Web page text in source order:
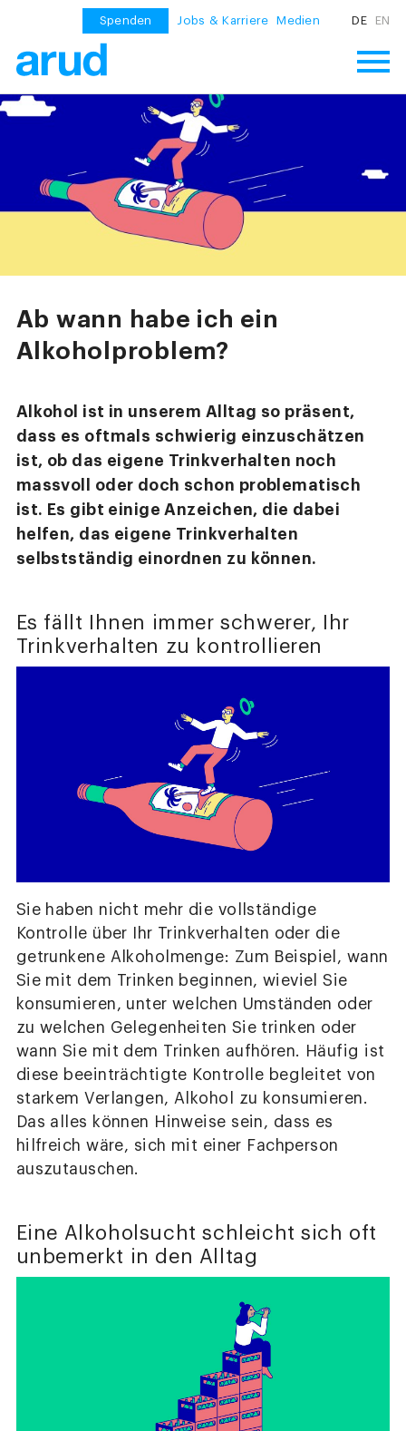
Spenden Jobs & Karriere Medien DE EN
Ab wann habe ich ein
Alkoholproblem?
Alkohol ist in unserem Alltag so präsent,
dass es oftmals schwierig einzuschätzen
ist, ob das eigene Trinkverhalten noch
massvoll oder doch schon problematisch
ist. Es gibt einige Anzeichen, die dabei
helfen, das eigene Trinkverhalten
selbstständig einordnen zu können.
Es fällt Ihnen immer schwerer, Ihr
Trinkverhalten zu kontrollieren
Sie haben nicht mehr die vollständige
Kontrolle über Ihr Trinkverhalten oder die
getrunkene Alkoholmenge: Zum Beispiel, wann
Sie mit dem Trinken beginnen, wieviel Sie
konsumieren, unter welchen Umständen oder
zu welchen Gelegenheiten Sie trinken oder
wann Sie mit dem Trinken aufhören. Häufig ist
diese beeinträchtigte Kontrolle begleitet von
starkem Verlangen, Alkohol zu konsumieren.
Das alles können Hinweise sein, dass es
hilfreich wäre, sich mit einer Fachperson
auszutauschen.
Eine Alkoholsucht schleicht sich oft
unbemerkt in den Alltag